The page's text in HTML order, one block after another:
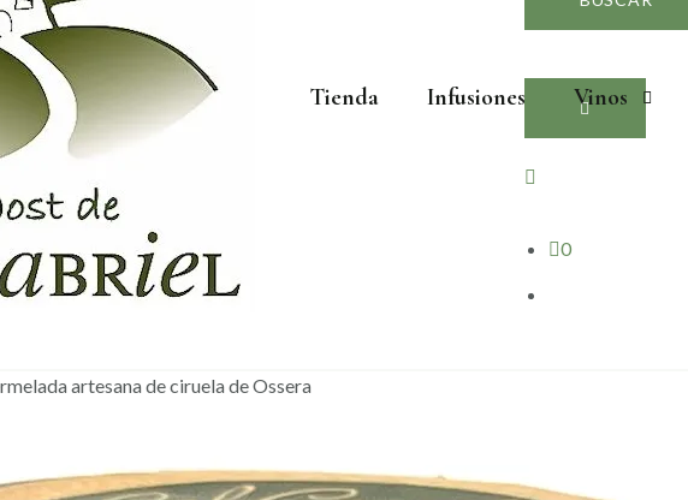
El Rebost de Cal Gabriel
La botiga amb els productes de Cal Gabriel
Tienda Infusiones Vinos
0
artesana de ciruela de Ossera